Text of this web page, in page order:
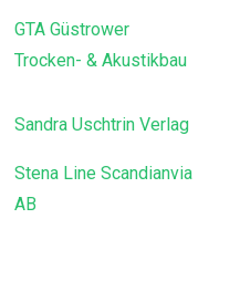
GTA Güstrower
Trocken- & Akustikbau
Sandra Uschtrin Verlag
Stena Line Scandianvia
AB